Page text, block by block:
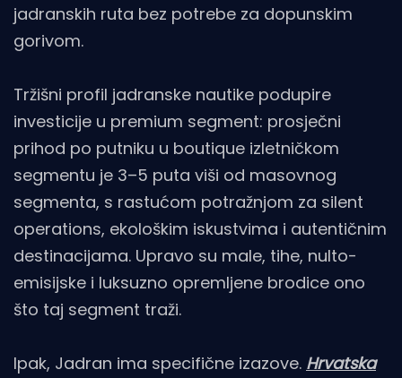
jadranskih ruta bez potrebe za dopunskim
gorivom.
Tržišni profil jadranske nautike podupire
investicije u premium segment: prosječni
prihod po putniku u boutique izletničkom
segmentu je 3–5 puta viši od masovnog
segmenta, s rastućom potražnjom za silent
operations, ekološkim iskustvima i autentičnim
destinacijama. Upravo su male, tihe, nulto-
emisijske i luksuzno opremljene brodice ono
što taj segment traži.
Ipak, Jadran ima specifične izazove. Hrvatska